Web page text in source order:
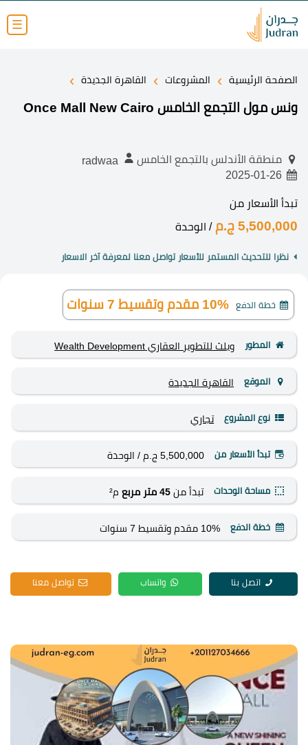
☰
الصفحة الرئيسية › المشروعات › القاهرة الجديدة ›
ونس مول التجمع الخامس Once Mall New Cairo
منطقة الأندلس بالتجمع الخامس
2025-01-26
تبدأ الأسعار من
5,500,000 ج.م / الوحدة
نظرا للتحديث المستمر للأسعار تواصل معنا لمعرفة آخر الاسعار
خطة الدفع 10% مقدم وتقسيط 7 سنوات
المطور ويلث للتطوير العقاري Wealth Development
الموقع القاهرة الجديدة
نوع المشروع تجاري
تبدأ الأسعار من 5,500,000 ج.م / الوحدة
مساحة الوحدات تبدأ من 45 متر مربع م²
خطة الدفع 10% مقدم وتقسيط 7 سنوات
اتصل بنا واتساب تواصل معنا